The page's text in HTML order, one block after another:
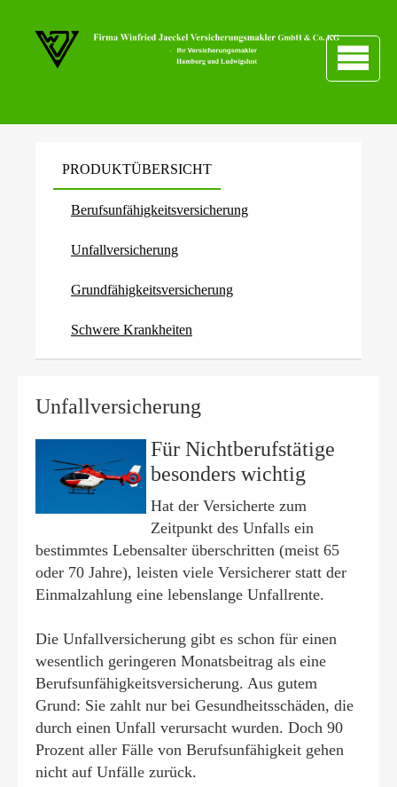
PRODUKTÜBERSICHT
Berufs­unfähig­keitsversicherung
Unfall­ver­si­che­rung
Grundfähigkeitsversicherung
Schwe­re Krank­hei­ten
Unfall­ver­si­che­rung
Für Nichtberufstätige
besonders wichtig
Hat der Versicherte zum
Zeitpunkt des Unfalls ein
bestimmtes Lebensalter überschritten (meist 65
oder 70 Jahre), leisten viele Versicherer statt der
Einmalzahlung eine lebenslange Unfallrente.
Die Unfall­ver­si­che­rung gibt es schon für einen
wesentlich geringeren Monatsbeitrag als eine
Berufs­unfähig­keitsversicherung. Aus gutem
Grund: Sie zahlt nur bei Gesundheitsschäden, die
durch einen Unfall verursacht wurden. Doch 90
Prozent aller Fälle von Berufs­unfähig­keit gehen
nicht auf Unfälle zurück.